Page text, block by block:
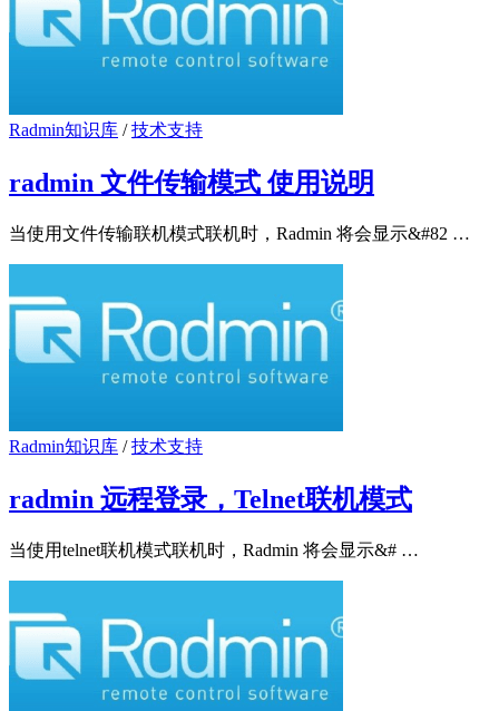
Radmin知识库 /技术支持
radmin 文件传输模式 使用说明
当使用文件传输联机模式联机时，Radmin 将会显示&#82 …
Radmin知识库 /技术支持
radmin 远程登录，Telnet联机模式
当使用telnet联机模式联机时，Radmin 将会显示&# …